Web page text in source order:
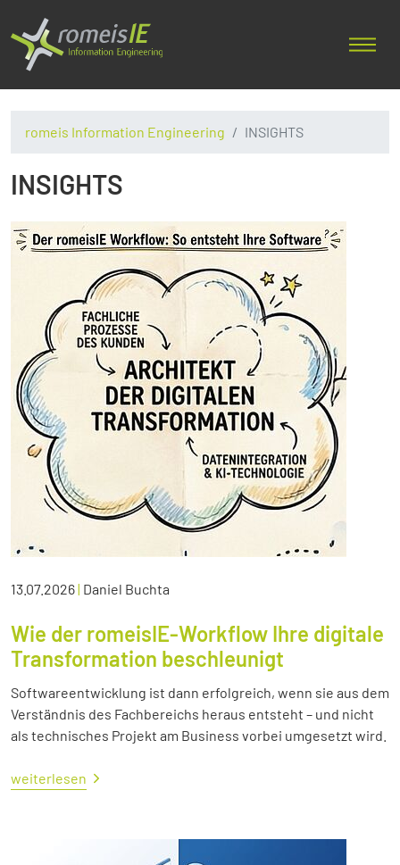
romeis Information Engineering INSIGHTS
INSIGHTS
13.07.2026| Daniel Buchta
Wie der romeisIE-Workflow Ihre digitale
Transformation beschleunigt
Softwareentwicklung ist dann erfolgreich, wenn sie aus dem
Verständnis des Fachbereichs heraus entsteht – und nicht
als technisches Projekt am Business vorbei umgesetzt wird.
weiterlesen